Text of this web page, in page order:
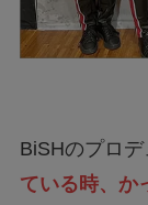
BiSHのプロ
ている時、か